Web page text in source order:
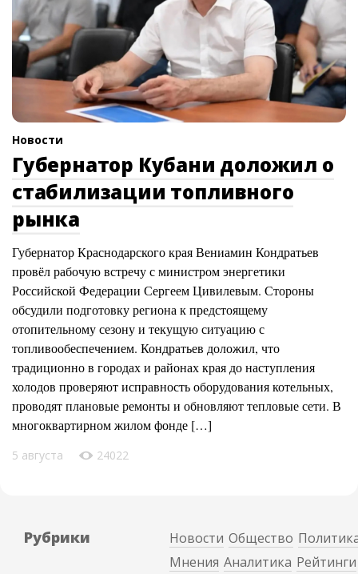
Новости
Губернатор Кубани доложил о
стабилизации топливного
рынка
Губернатор Краснодарского края Вениамин Кондратьев
провёл рабочую встречу с министром энергетики
Российской Федерации Сергеем Цивилевым. Стороны
обсудили подготовку региона к предстоящему
отопительному сезону и текущую ситуацию с
топливообеспечением. Кондратьев доложил, что
традиционно в городах и районах края до наступления
холодов проверяют исправность оборудования котельных,
проводят плановые ремонты и обновляют тепловые сети. В
многоквартирном жилом фонде […]
5 августа 24022
Рубрики Новости Общество
Мнения Аналитика Рейтинги